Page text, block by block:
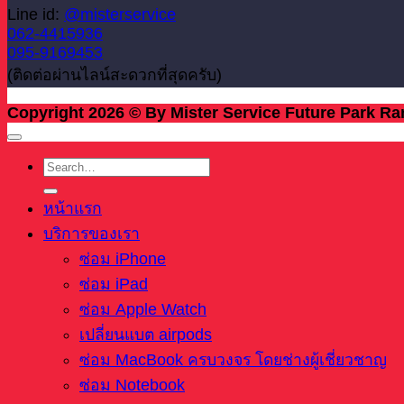
Line id: @misterservice
062-4415936
095-9169453
(ติดต่อผ่านไลน์สะดวกที่สุดครับ)
Copyright 2026 © By Mister Service Future Park
หน้าแรก
บริการของเรา
ซ่อม iPhone
ซ่อม iPad
ซ่อม Apple Watch
เปลี่ยนแบต airpods
ซ่อม MacBook ครบวงจร โดยช่างผู้เชี่ยวชาญ
ซ่อม Notebook